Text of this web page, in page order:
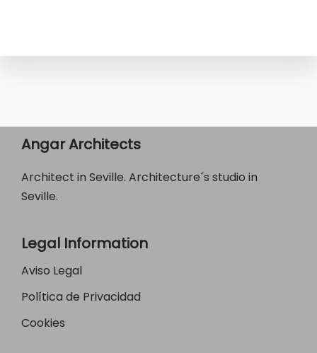
Angar Architects
Architect in Seville. Architecture´s studio in
Seville.
Legal Information
Aviso Legal
Política de Privacidad
Cookies